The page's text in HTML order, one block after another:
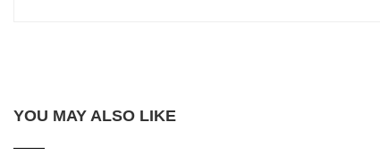
YOU MAY ALSO LIKE